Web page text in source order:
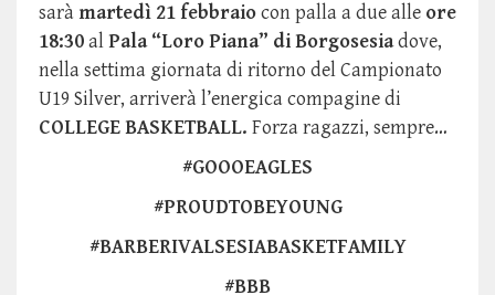
sarà martedì 21 febbraiocon palla a due alle ore
18:30alPala “Loro Piana” di Borgosesiadove,
nella settima giornata di ritorno del Campionato
U19 Silver, arriverà l’energica compagine di
COLLEGE BASKETBALL. Forza ragazzi, sempre…
#GOOOEAGLES
#PROUDTOBEYOUNG
#BARBERIVALSESIABASKETFAMILY
#BBB